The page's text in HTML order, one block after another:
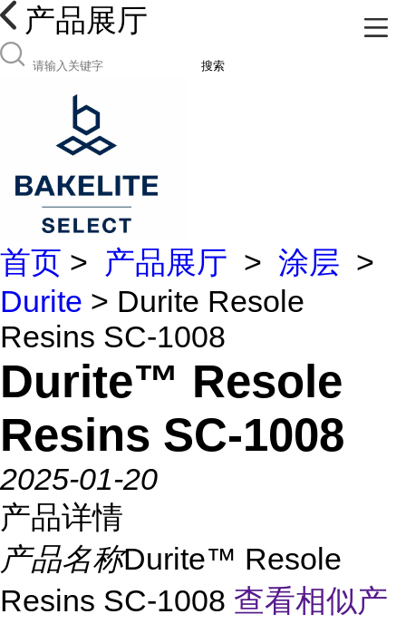
产品展厅
搜索
首页 > 产品展厅 > 涂层 >
Durite > Durite Resole
Resins SC-1008
Durite™ Resole
Resins SC-1008
2025-01-20
产品详情
产品名称Durite™ Resole
Resins SC-1008 查看相似产